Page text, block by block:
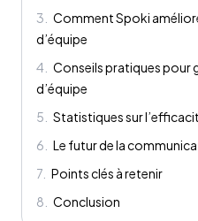
3
Comment Spoki
d’équipe
4
Conseils pratiques pour
d’équipe
5
Statistiques sur
6
Le futur de la
7 Points clés à retenir
8
Conclusion